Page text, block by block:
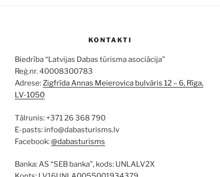
KONTAKTI
Biedrība “Latvijas Dabas tūrisma asociācija”
Reģ.nr. 40008300783
Adrese:Zigfrīda Annas Meierovica bulvāris 12 – 6, Rīga,
LV-1050
Tālrunis: +371 26 368 790
E-pasts: info@dabasturisms.lv
Facebook:@dabasturisms
Banka: AS “SEB banka”, kods: UNLALV2X